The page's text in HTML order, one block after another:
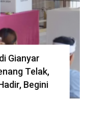
Gianyar
Telak,
Begini